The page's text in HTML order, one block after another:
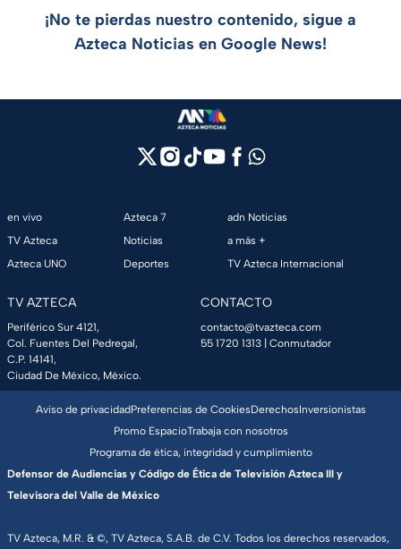
¡No te pierdas nuestro contenido, sigue a
Azteca Noticias en Google News!
en vivo
TV Azteca
Azteca UNO
Azteca 7
Noticias
Deportes
adn Noticias
a más +
TV Azteca Internacional
TV AZTECA
Periférico Sur 4121,
Col. Fuentes Del Pedregal,
C.P. 14141,
Ciudad De México, México.
CONTACTO
contacto@tvazteca.com
55 1720 1313 | Conmutador
TV Azteca, M.R. & ©, TV Azteca, S.A.B. de C.V. Todos los derechos reservados,
Aviso de privacidadPreferencias de CookiesDerechosInversionistas
Promo EspacioTrabaja con nosotros
Programa de ética, integridad y cumplimiento
Defensor de Audiencias y Código de Ética de Televisión Azteca III y
Televisora del Valle de México